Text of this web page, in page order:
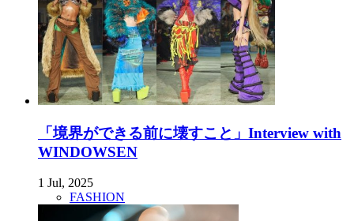
「境界ができる前に壊すこと」Interview with
WINDOWSEN
1 Jul, 2025
FASHION